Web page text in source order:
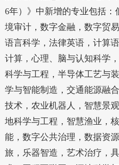
6年）》中新增的专业包括：
境审计，数字金融，数字贸
语言科学，法律英语，计算
计算，心理、脑与认知科学
科学与工程，半导体工艺与
学与智能制造，交通能源融
技术，农业机器人，智慧景
地科学与工程，智慧渔业，
能，数字公共治理，数据资
旅，乐器智造，艺术治疗，